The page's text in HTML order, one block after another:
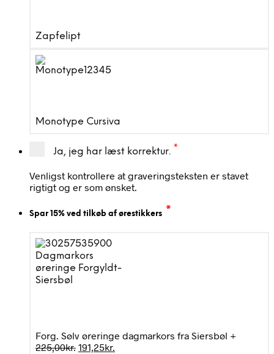
Zapfelipt
Monotype Cursiva
Ja, jeg har læst korrektur. *
Venligst kontrollere at graveringsteksten er stavet
rigtigt og er som ønsket.
Spar 15% ved tilkøb af ørestikkers *
Forg. Sølv øreringe dagmarkors fra Siersbøl +
225,00kr. Den
191,25kr.